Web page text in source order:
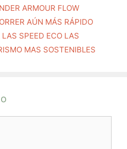
ARMOUR FLOW
AÚN MÁS RÁPIDO
SPEED ECO LAS
MAS SOSTENIBLES